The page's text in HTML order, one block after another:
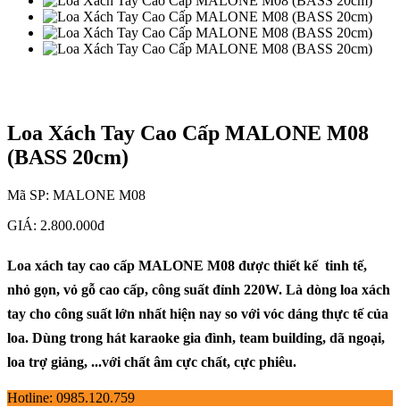
Loa Xách Tay Cao Cấp MALONE M08
(BASS 20cm)
Mã SP: MALONE M08
GIÁ: 2.800.000đ
Loa xách tay cao cấp MALONE M08 được thiết kế tinh tế,
nhỏ gọn, vỏ gỗ cao cấp, công suất đỉnh 220W. Là dòng loa xách
tay cho công suất lớn nhất hiện nay so với vóc dáng thực tế của
loa. Dùng trong hát karaoke gia đình, team building, dã ngoại,
loa trợ giảng, ...với chất âm cực chất, cực phiêu.
Hotline: 0985.120.759